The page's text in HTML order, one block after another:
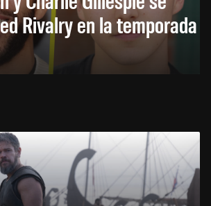
Rivalry en la temporada